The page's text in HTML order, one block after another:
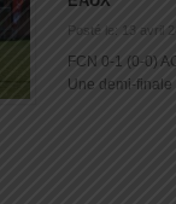
Posté le: 13 avril
FCN 0-1 (0-0)
Une demi-finale